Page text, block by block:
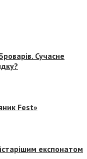
Сучасне
Fest»
експонатом